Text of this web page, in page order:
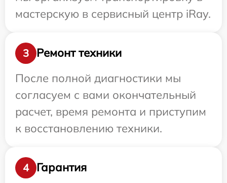
мастерскую в сервисный центр iRay.
3
Ремонт техники
После полной диагностики мы
согласуем с вами окончательный
расчет, время ремонта и приступим
к восстановлению техники.
4
Гарантия